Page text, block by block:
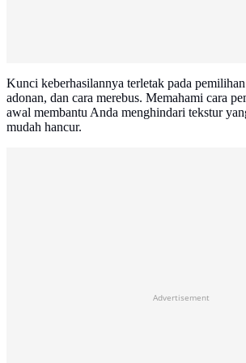
Kunci keberhasilannya terletak pada
adonan, dan cara merebus. Memahami cara
awal membantu Anda menghindari tekstur
mudah hancur.
Advertisement